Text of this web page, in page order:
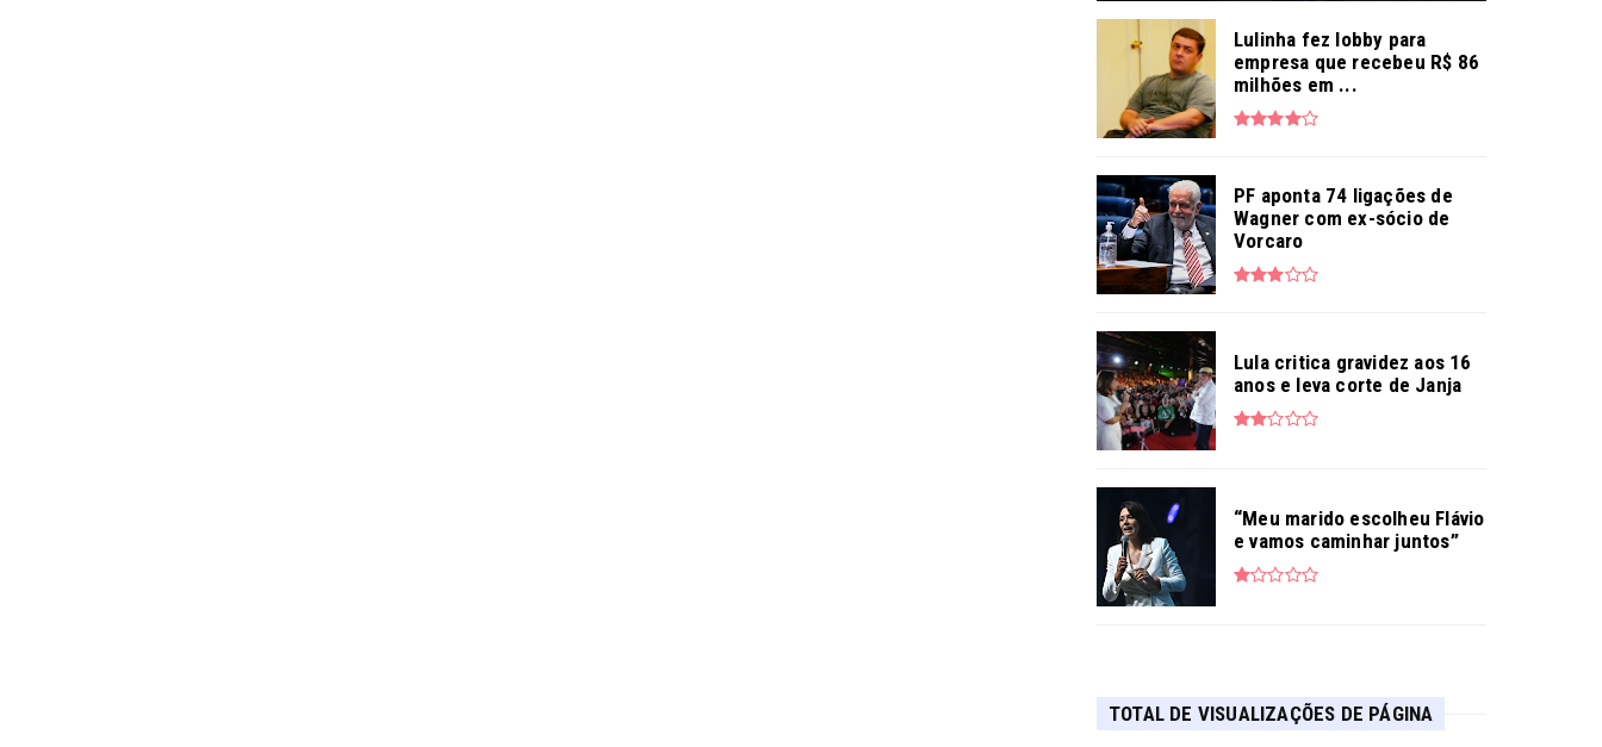
Lulinha fez lobby para
empresa que recebeu R$ 86
milhões em ...
PF aponta 74 ligações de
Wagner com ex-sócio de
Vorcaro
Lula critica gravidez aos 16
anos e leva corte de Janja
“Meu marido escolheu Flávio
e vamos caminhar juntos”
TOTAL DE VISUALIZAÇÕES DE PÁGINA